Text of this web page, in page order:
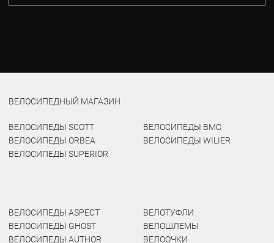
ВЕЛОСИПЕДНЫЙ МАГАЗИН
ВЕЛОСИПЕДЫ SCOTT
ВЕЛОСИПЕДЫ ORBEA
ВЕЛОСИПЕДЫ SUPERIOR
ВЕЛОСИПЕДЫ BMC
ВЕЛОСИПЕДЫ WILIER
ВЕЛОСИПЕДЫ ASPECT
ВЕЛОСИПЕДЫ GHOST
ВЕЛОСИПЕДЫ AUTHOR
ВЕЛОТУФЛИ
ВЕЛОШЛЕМЫ
ВЕЛООЧКИ